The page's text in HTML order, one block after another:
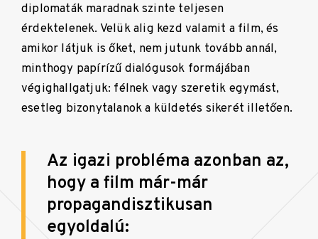
diplomaták maradnak szinte teljesen
érdektelenek. Velük alig kezd valamit a film, és
amikor látjuk is őket, nem jutunk tovább annál,
minthogy papírízű dialógusok formájában
végighallgatjuk: félnek vagy szeretik egymást,
esetleg bizonytalanok a küldetés sikerét illetően.
Az igazi probléma azonban az,
hogy a film már-már
propagandisztikusan
egyoldalú: